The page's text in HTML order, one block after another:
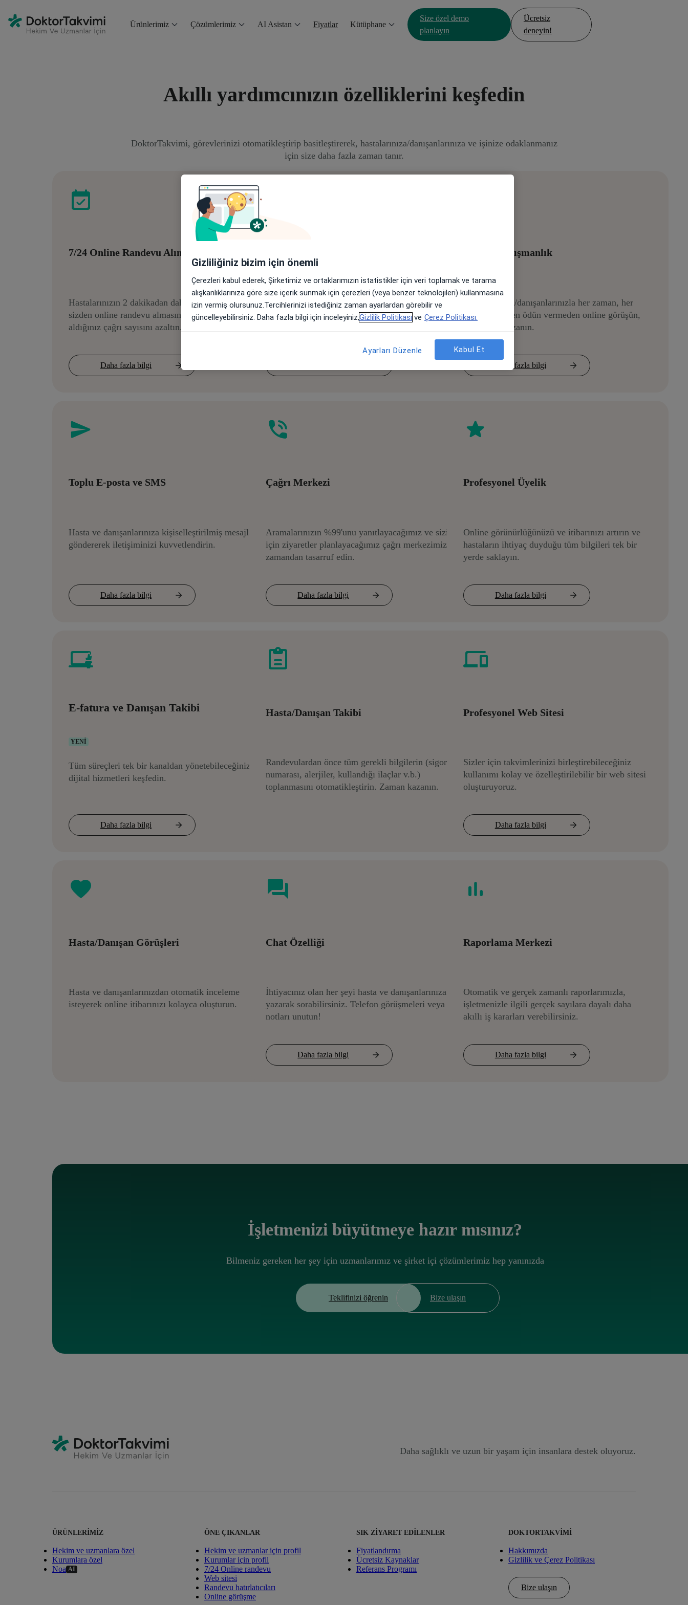
Ürünlerimiz Çözümlerimiz AI Asistan Fiyatlar Kütüphane
Size özel demo
planlayın
Ücretsiz
deneyin!
Akıllı yardımcınızın özelliklerini keşfedin
DoktorTakvimi, görevlerinizi otomatikleştirip basitleştirerek, hastalarınıza/danışanlarınıza ve işinize odaklanmanız
için size daha fazla zaman tanır.
7/24 Online Randevu Alımı
Hastalarınızın 2 dakikadan daha kısa sürede
sizden online randevu almasına izin verin ve
aldığınız çağrı sayısını azaltın.
Daha fazla bilgi
Hastalara hatırlatıcılar ve onay istekleri
göndererek zamandan ve maliyetten tasarruf edin.
Online Danışmanlık
Hastalarınızla/danışanlarınızla her zaman, her
yerde kaliteden ödün vermeden online görüşün,
zamandan kazanın.
Daha fazla bilgi
Toplu E-posta ve SMS
Hasta ve danışanlarınıza kişiselleştirilmiş mesajlar
göndererek iletişiminizi kuvvetlendirin.
Daha fazla bilgi
Çağrı Merkezi
Aramalarınızın %99'unu yanıtlayacağımız ve sizin
için ziyaretler planlayacağımız çağrı merkezimizle
zamandan tasarruf edin.
Daha fazla bilgi
Profesyonel Üyelik
Online görünürlüğünüzü ve itibarınızı artırın ve
hastaların ihtiyaç duyduğu tüm bilgileri tek bir
yerde saklayın.
Daha fazla bilgi
E-fatura ve Danışan Takibi
YENİ
Tüm süreçleri tek bir kanaldan yönetebileceğiniz
dijital hizmetleri keşfedin.
Daha fazla bilgi
Hasta/Danışan Takibi
Randevulardan önce tüm gerekli bilgilerin (sigorta
numarası, alerjiler, kullandığı ilaçlar v.b.)
toplanmasını otomatikleştirin. Zaman kazanın.
Profesyonel Web Sitesi
Sizler için takvimlerinizi birleştirebileceğiniz
kullanımı kolay ve özelleştirilebilir bir web sitesi
oluşturuyoruz.
Daha fazla bilgi
Hasta/Danışan Görüşleri
Hasta ve danışanlarınızdan otomatik inceleme
isteyerek online itibarınızı kolayca oluşturun.
Chat Özelliği
İhtiyacınız olan her şeyi hasta ve danışanlarınıza
yazarak sorabilirsiniz. Telefon görüşmeleri veya
notları unutun!
Daha fazla bilgi
Raporlama Merkezi
Otomatik ve gerçek zamanlı raporlarımızla,
işletmenizle ilgili gerçek sayılara dayalı daha
akıllı iş kararları verebilirsiniz.
Daha fazla bilgi
İşletmenizi büyütmeye hazır mısınız?
Bilmeniz gereken her şey için uzmanlarımız ve şirket içi çözümlerimiz hep yanınızda
Teklifinizi öğrenin Bize ulaşın
Daha sağlıklı ve uzun bir yaşam için insanlara destek oluyoruz.
ÜRÜNLERIMIZ
Hekim ve uzmanlara özel
Kurumlara özel
Noa AI
ÖNE ÇIKANLAR
Hekim ve uzmanlar için profil
Kurumlar için profil
7/24 Online randevu
Web sitesi
Randevu hatırlatıcıları
Online görüşme
SIK ZIYARET EDILENLER
Fiyatlandırma
Ücretsiz Kaynaklar
Referans Programı
DOKTORTAKVIMI
Hakkımızda
Gizlilik ve Çerez Politikası
Bize ulaşın
Gizliliğiniz bizim için önemli
Çerezleri kabul ederek, Şirketimiz ve ortaklarımızın istatistikler için veri toplamak ve tarama
alışkanlıklarınıza göre size içerik sunmak için çerezleri (veya benzer teknolojileri) kullanmasına
izin vermiş olursunuz.Tercihlerinizi istediğiniz zaman ayarlardan görebilir ve
güncelleyebilirsiniz. Daha fazla bilgi için inceleyiniz,Gizlilik Politikası ve Çerez Politikası.
Ayarları Düzenle Kabul Et